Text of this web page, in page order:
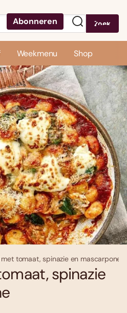
Abonneren Zoek
Weekmenu Shop
tomaat, spinazie en mascarpone
spinazie